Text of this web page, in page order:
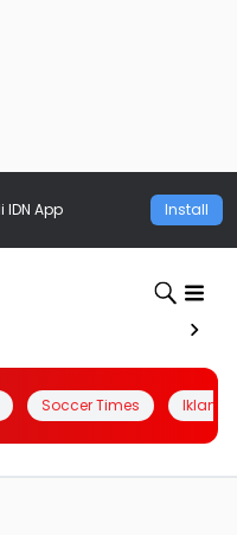
App Install
Soccer Times Iklanin